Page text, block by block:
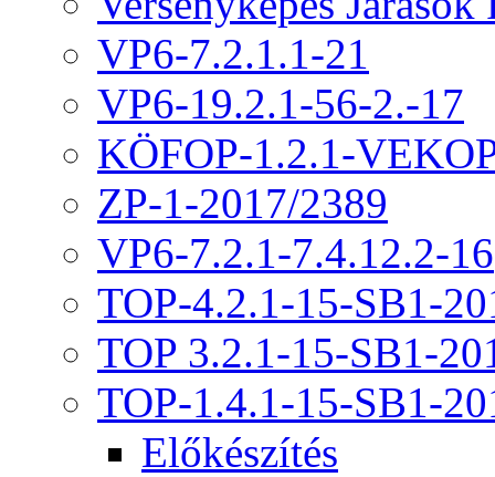
VP6-7.2.1.1-21
VP6-19.2.1-56-2.-17
KÖFOP-1.2.1-
ZP-1-2017/2389
VP6-7.2.1-7.4.12.2-16
TOP-4.2.1-15-SB1-
TOP 3.2.1-15-SB1-
TOP-1.4.1-15-SB1-
Előkészítés